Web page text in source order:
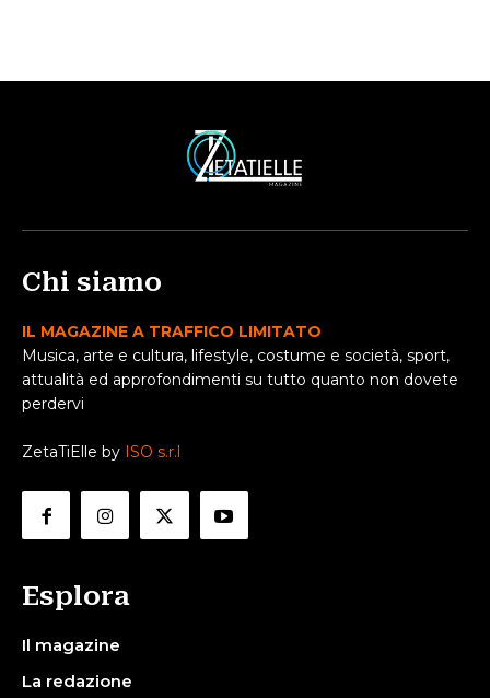
Chi siamo
IL MAGAZINE A TRAFFICO LIMITATO
Musica, arte e cultura, lifestyle, costume e società, sport,
attualità ed approfondimenti su tutto quanto non dovete
perdervi
ZetaTiElle by ISO s.r.l
Esplora
Il magazine
La redazione